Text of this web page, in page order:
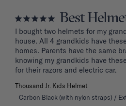
Best
I bought two helmets for my
house. All 4 grandkids have
homes. Parents have the same
knowing my grandkids have
for their razors and electric car.
Thousand Jr. Kids Helmet
Carbon Black (with nylon straps) /